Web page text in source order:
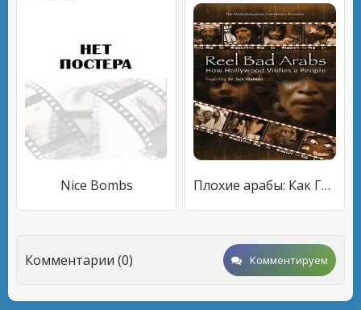
Nice Bombs Плохие арабы: Как Голливуд унижает людей
Комментарии (0) Комментируем